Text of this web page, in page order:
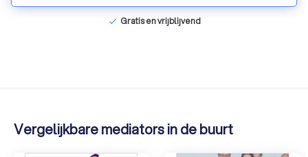
check Gratis en vrijblijvend
Vergelijkbare mediators in de buurt